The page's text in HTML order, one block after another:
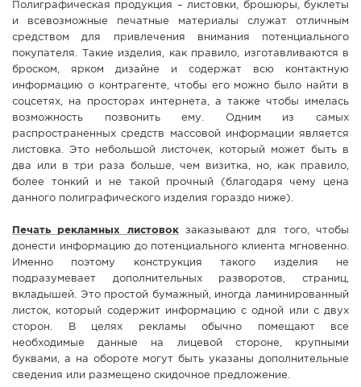
СПРАВКА
КАМЕРЫ
КОНКУРСЫ
СТАТЬИ
ПРЕДЛОЖИТЬ НОВОСТЬ
ФОТО
Полиграфическая продукция – листовки, брошюры, буклеты
и всевозможные печатные материалы служат отличным
средством для привлечения внимания потенциального
покупателя. Такие изделия, как правило, изготавливаются в
броском, ярком дизайне и содержат всю контактную
информацию о контрагенте, чтобы его можно было найти в
соцсетях, на просторах интернета, а также чтобы имелась
возможность позвонить ему. Одним из самых
распространенных средств массовой информации является
листовка. Это небольшой листочек, который может быть в
два или в три раза больше, чем визитка, но, как правило,
более тонкий и не такой прочный (благодаря чему цена
данного полиграфического изделия гораздо ниже).
Печать рекламных листовокзаказывают для того, чтобы
донести информацию до потенциального клиента мгновенно.
Именно поэтому конструкция такого изделия не
подразумевает дополнительных разворотов, страниц,
вкладышей. Это простой бумажный, иногда ламинированный
листок, который содержит информацию с одной или с двух
сторон. В целях рекламы обычно помещают все
необходимые данные на лицевой стороне, крупными
буквами, а на обороте могут быть указаны дополнительные
сведения или размещено скидочное предложение.